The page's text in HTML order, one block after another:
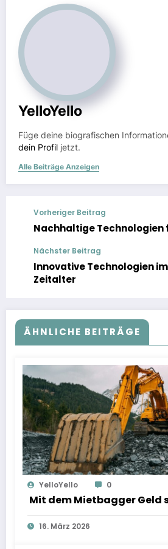
YelloYello
Füge deine biografischen
dein Profil jetzt.
Alle Beiträge Anzeigen
Vorheriger Beitrag
Nachhaltige Technologien
Nächster Beitrag
Innovative Technologien
Zeitalter
ÄHNLICHE BEITRÄGE
YelloYello 0
Mit dem Mietbagger Geld
16. März 2026